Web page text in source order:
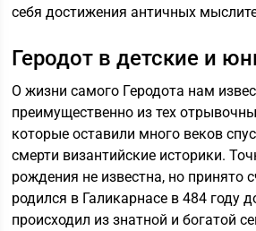
себя достижения античных
Геродот в детские и
О жизни самого Геродота нам
преимущественно из тех
которые оставили много веков
смерти византийские историки.
рождения не известна, но принято
родился в Галикарнасе в 484 году
происходил из знатной и богатой